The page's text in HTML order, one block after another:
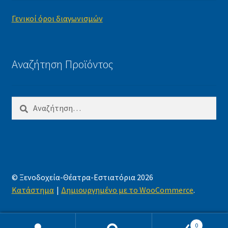
Γενικοί όροι διαγωνισμών
Αναζήτηση Προϊόντος
Αναζήτηση
© Ξενοδοχεία-Θέατρα-Εστιατόρια 2026
Κατάστημα
Δημιουργημένο με το WooCommerce.
0